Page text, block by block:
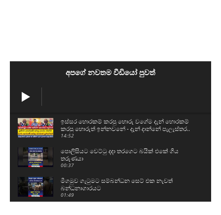
අපගේ නවතම වීඩියෝ පුවත්
ඉස්සර හොරකම් කරපු හොරු වගේම දැන් හොරකම්
කරපු හොරුත් ඉන්නවනේ - දැන් දාන්නේ පැලැස්තර..
14:52
පොලිසියට වෙට්ටු දදා තරගෙට බයික් එකේ ගිය
තරුණයා
00:37
මීගමුව ගැටුමට සම්බන්ධන සෙට් එක නැවත්
බන්ධනාගාරයට
01:49